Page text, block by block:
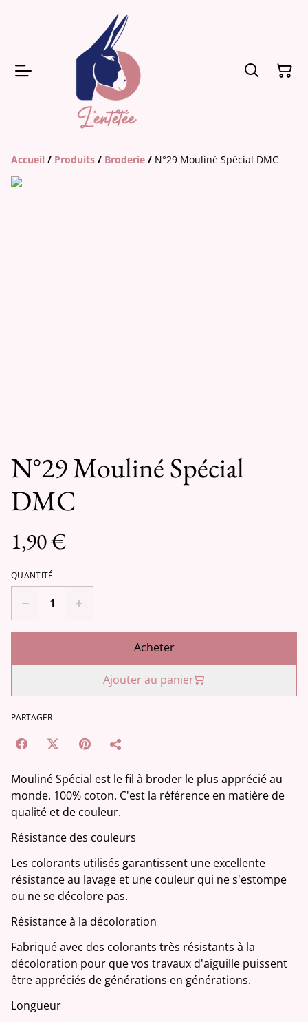
Accueil / Produits / Broderie / N°29 Mouliné Spécial DMC
N°29 Mouliné Spécial
DMC
1,90 €
QUANTITÉ
Acheter
Ajouter au panier
PARTAGER
Mouliné Spécial est le fil à broder le plus apprécié au
monde. 100% coton. C'est la référence en matière de
qualité et de couleur.
Résistance des couleurs
Les colorants utilisés garantissent une excellente
résistance au lavage et une couleur qui ne s'estompe
ou ne se décolore pas.
Résistance à la décoloration
Fabriqué avec des colorants très résistants à la
décoloration pour que vos travaux d'aiguille puissent
être appréciés de générations en générations.
Longueur